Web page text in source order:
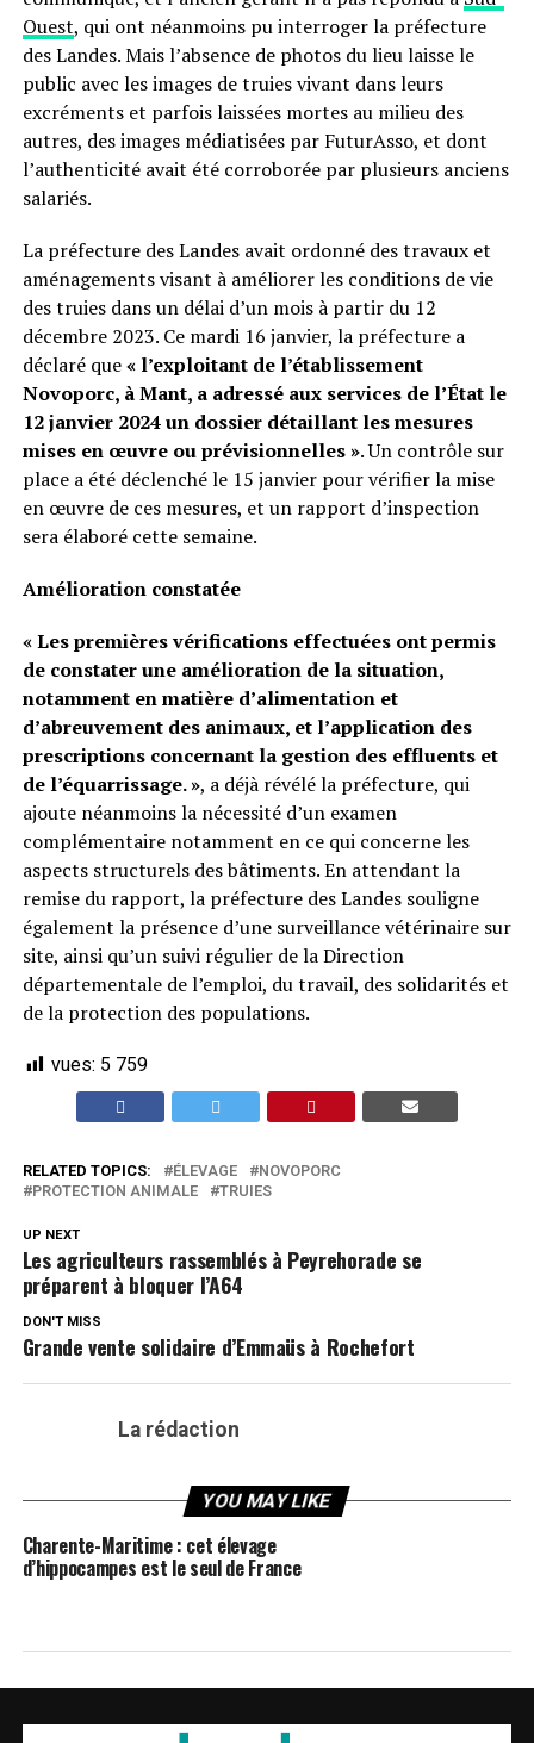
Ouest, qui ont néanmoins pu interroger la préfecture
des Landes. Mais l’absence de photos du lieu laisse le
public avec les images de truies vivant dans leurs
excréments et parfois laissées mortes au milieu des
autres, des images médiatisées par FuturAsso, et dont
l’authenticité avait été corroborée par plusieurs anciens
salariés.
La préfecture des Landes avait ordonné des travaux et
aménagements visant à améliorer les conditions de vie
des truies dans un délai d’un mois à partir du 12
décembre 2023. Ce mardi 16 janvier, la préfecture a
déclaré que« l’exploitant de l’établissement
Novoporc, à Mant, a adressé aux services de l’État le
12 janvier 2024 un dossier détaillant les mesures
mises en œuvre ou prévisionnelles ». Un contrôle sur
place a été déclenché le 15 janvier pour vérifier la mise
en œuvre de ces mesures, et un rapport d’inspection
sera élaboré cette semaine.
Amélioration constatée
« Les premières vérifications effectuées ont permis
de constater une amélioration de la situation,
notamment en matière d’alimentation et
d’abreuvement des animaux, et l’application des
prescriptions concernant la gestion des effluents et
de l’équarrissage. », a déjà révélé la préfecture, qui
ajoute néanmoins la nécessité d’un examen
complémentaire notamment en ce qui concerne les
aspects structurels des bâtiments. En attendant la
remise du rapport, la préfecture des Landes souligne
également la présence d’une surveillance vétérinaire sur
site, ainsi qu’un suivi régulier de la Direction
départementale de l’emploi, du travail, des solidarités et
de la protection des populations.
vues: 5 759
RELATED TOPICS: ÉLEVAGE
NOVOPORC
PROTECTION ANIMALE
TRUIES
UP NEXT
Les agriculteurs rassemblés à Peyrehorade se
préparent à bloquer l’A64
DON'T MISS
Grande vente solidaire d’Emmaüs à Rochefort
La rédaction
YOU MAY LIKE
Charente-Maritime : cet élevage
d’hippocampes est le seul de France